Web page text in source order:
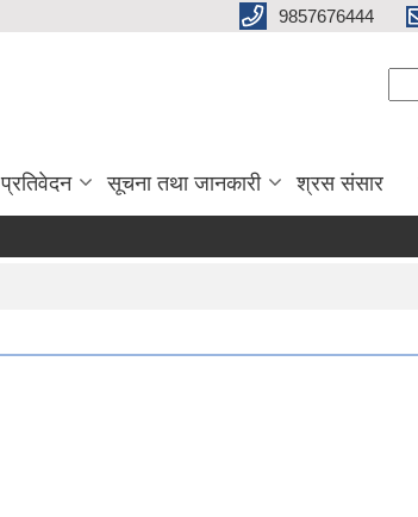
9857676444
प्रतिवेदन सूचना तथा जानकारी श्रस संसार